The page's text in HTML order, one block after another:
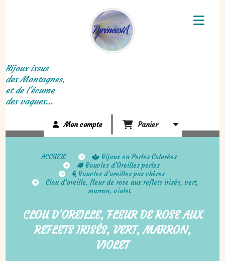
Bijoux issus
des Montagnes,
et de l'écume
des vagues...
Mon compte Panier
ACCUEIL
Bijoux en Perles Colorées
Boucles d'Oreilles perles
Boucles d'oreilles pas chères
Clou d’oreille, fleur de rose aux reflets irisés, vert,
marron, violet
CLOU D’OREILLE, FLEUR DE ROSE AUX
REFLETS IRISÉS, VERT, MARRON,
VIOLET